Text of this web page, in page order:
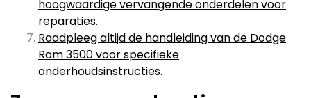
hoogwaardige vervangende onderdelen voor
reparaties.
Raadpleeg altijd de handleiding van de Dodge
Ram 3500 voor specifieke
onderhoudsinstructies.